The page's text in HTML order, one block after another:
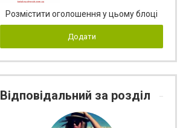
Розмістити оголошення у цьому блоці
Додати
Відповідальний за розділ